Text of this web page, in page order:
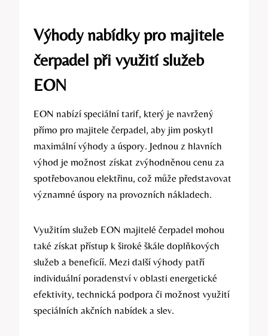
Výhody nabídky pro majitele
čerpadel při využití služeb
EON
EON nabízí speciální tarif, který je navržený
přímo pro majitele čerpadel, aby jim poskytl
maximální výhody a úspory. Jednou z hlavních
výhod je možnost získat zvýhodněnou cenu za
spotřebovanou elektřinu, což může představovat
významné úspory na provozních nákladech.
Využitím služeb EON majitelé čerpadel mohou
také získat přístup k široké škále doplňkových
služeb a beneficíí. Mezi další výhody patří
individuální poradenství v oblasti energetické
efektivity, technická podpora či možnost využití
speciálních akčních nabídek a slev.